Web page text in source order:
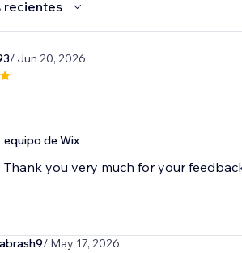
recientes
/ Jun 20, 2026
equipo de Wix
Thank you very much for your
/ May 17, 2026